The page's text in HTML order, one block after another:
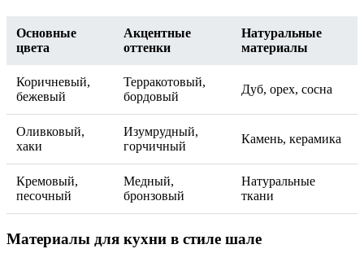
Основные
цвета
Акцентные
оттенки
Натуральные
материалы
Коричневый,
бежевый
Терракотовый,
бордовый
Дуб, орех, сосна
Оливковый,
хаки
Изумрудный,
горчичный
Камень, керамика
Кремовый,
песочный
Медный,
бронзовый
Натуральные
ткани
Материалы для кухни в стиле шале